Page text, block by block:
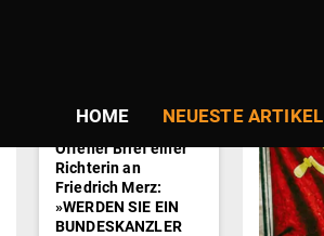
HOME NEUESTE ARTIKEL
Offener Brief einer
Richterin an
Friedrich Merz:
»WERDEN SIE EIN
BUNDESKANZLER